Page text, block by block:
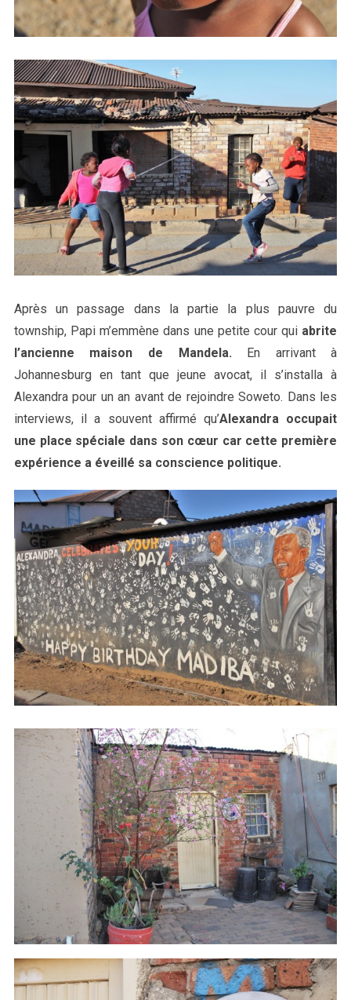
Après un passage dans la partie la plus pauvre du
township, Papi m’emmène dans une petite cour qui abrite
l’ancienne maison de Mandela. En arrivant à
Johannesburg en tant que jeune avocat, il s’installa à
Alexandra pour un an avant de rejoindre Soweto. Dans les
interviews, il a souvent affirmé qu’Alexandra occupait
une place spéciale dans son cœur car cette première
expérience a éveillé sa conscience politique.